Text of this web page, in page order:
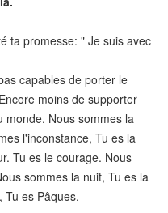
ta promesse: " Je suis avec
capables de porter le
moins de supporter
monde. Nous sommes la
l'inconstance, Tu es la
Tu es le courage. Nous
sommes la nuit, Tu es la
Tu es Pâques.